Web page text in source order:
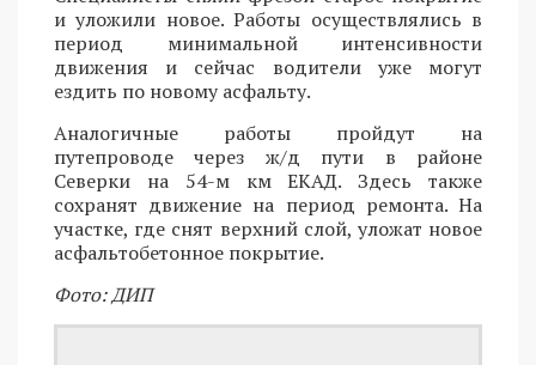
и уложили новое. Работы осуществлялись в
период минимальной интенсивности
движения и сейчас водители уже могут
ездить по новому асфальту.
Аналогичные работы пройдут на
путепроводе через ж/д пути в районе
Северки на 54-м км ЕКАД. Здесь также
сохранят движение на период ремонта. На
участке, где снят верхний слой, уложат новое
асфальтобетонное покрытие.
Фото: ДИП